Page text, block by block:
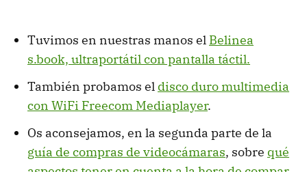
Tuvimos en nuestras manos el Belinea
s.book, ultraportátil con pantalla táctil.
También probamos el disco duro multimedia
con WiFi Freecom Mediaplayer.
Os aconsejamos, en la segunda parte de la
guía de compras de videocámaras, sobre qué